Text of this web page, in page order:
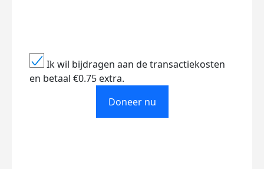
Ik wil bijdragen aan de transactiekosten
en betaal €0.75 extra.
Doneer nu